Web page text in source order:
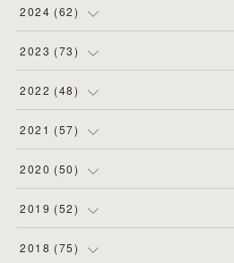
(8)
(2)
( 11
(3)
(4)
(3)
(4)
2024 (62)
(4)
(5)
(5)
(3 )
2023 (73)
(8)
(6)
(7)
(5)
2022 (48)
(4)
(4)
(5)
(4)
2021 (57)
(6)
(8)
(2)
2020 (50)
(2)
(4)
2019 (52)
(10
2018 (75)